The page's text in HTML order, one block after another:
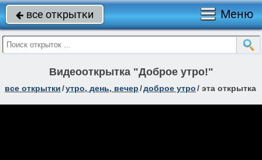
 все открытки Меню
Видеооткрытка "Доброе утро!"
все открытки/утро, день, вечер/доброе утро/ эта открытка